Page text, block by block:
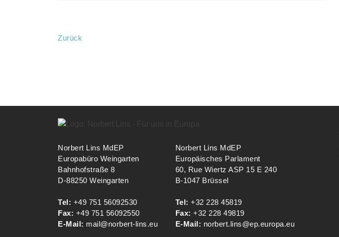
Zurück
Norbert Lins MdEP
Europabüro Weingarten
Bahnhofstraße 8
D-88250 Weingarten
Tel: +49 751 56092530
Fax: +49 751 56092550
E-Mail: mail@norbert-lins.eu
Norbert Lins MdEP
Europäisches Parlament
60, Rue Wiertz ASP 15 E 240
B-1047 Brüssel
Tel: +32 228 45819
Fax: +32 228 49819
E-Mail: norbert.lins@ep.europa.eu